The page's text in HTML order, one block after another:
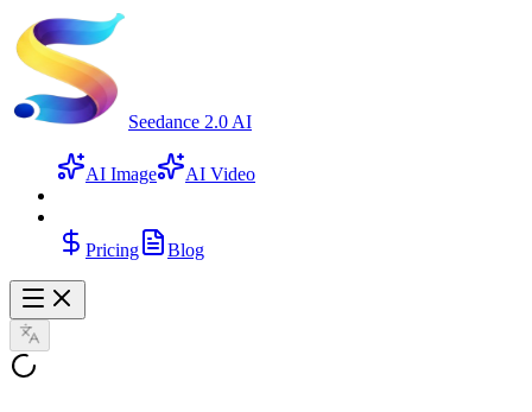
Seedance 2.0 AI
AI Image AI Video
Pricing Blog